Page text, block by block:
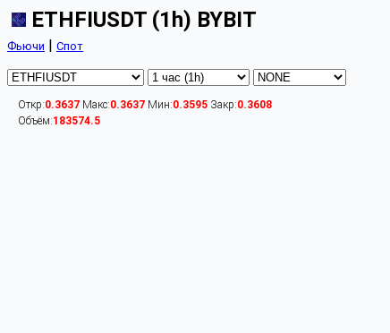
ETHFIUSDT (1h) BYBIT
Фьючи | Спот
Откр:0.3637 Макс:0.3637 Мин:0.3595 Закр:0.3608
Объём:183574.5